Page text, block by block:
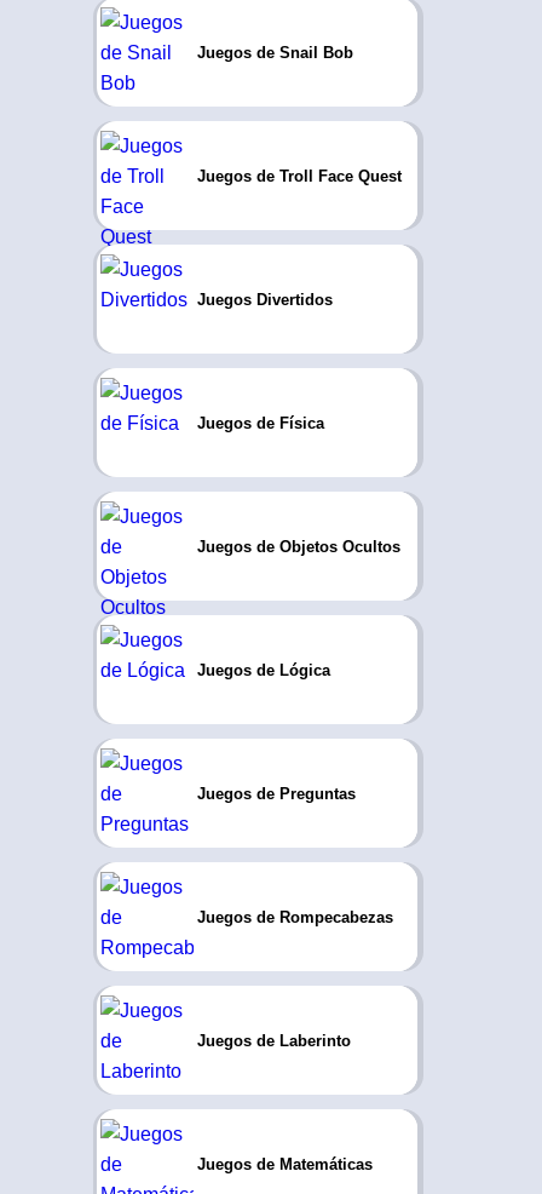
Juegos de Snail Bob
Juegos de Troll Face Quest
Juegos Divertidos
Juegos de Física
Juegos de Objetos Ocultos
Juegos de Lógica
Juegos de Preguntas
Juegos de Rompecabezas
Juegos de Laberinto
Juegos de Matemáticas